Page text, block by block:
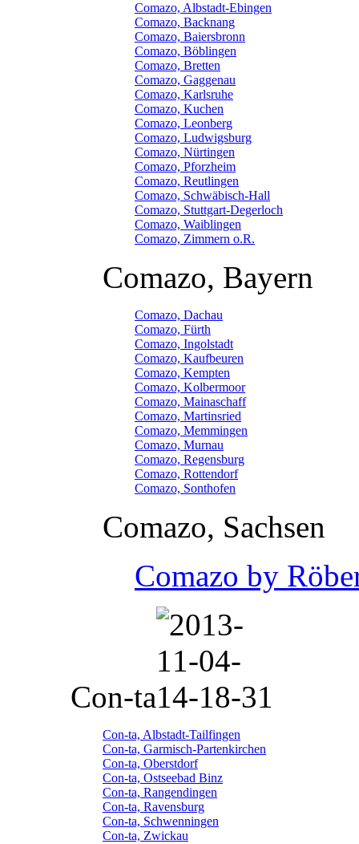
Comazo, Albstadt-Ebingen
Comazo, Backnang
Comazo, Baiersbronn
Comazo, Böblingen
Comazo, Bretten
Comazo, Gaggenau
Comazo, Karlsruhe
Comazo, Kuchen
Comazo, Leonberg
Comazo, Ludwigsburg
Comazo, Nürtingen
Comazo, Pforzheim
Comazo, Reutlingen
Comazo, Schwäbisch-Hall
Comazo, Stuttgart-Degerloch
Comazo, Waiblingen
Comazo, Zimmern o.R.
Comazo, Bayern
Comazo, Dachau
Comazo, Fürth
Comazo, Ingolstadt
Comazo, Kaufbeuren
Comazo, Kempten
Comazo, Kolbermoor
Comazo, Mainaschaff
Comazo, Martinsried
Comazo, Memmingen
Comazo, Murnau
Comazo, Regensburg
Comazo, Rottendorf
Comazo, Sonthofen
Comazo, Sachsen
Comazo by
Con-ta
Con-ta, Albstadt-Tailfingen
Con-ta, Garmisch-Partenkirchen
Con-ta, Oberstdorf
Con-ta, Ostseebad Binz
Con-ta, Rangendingen
Con-ta, Ravensburg
Con-ta, Schwenningen
Con-ta, Zwickau